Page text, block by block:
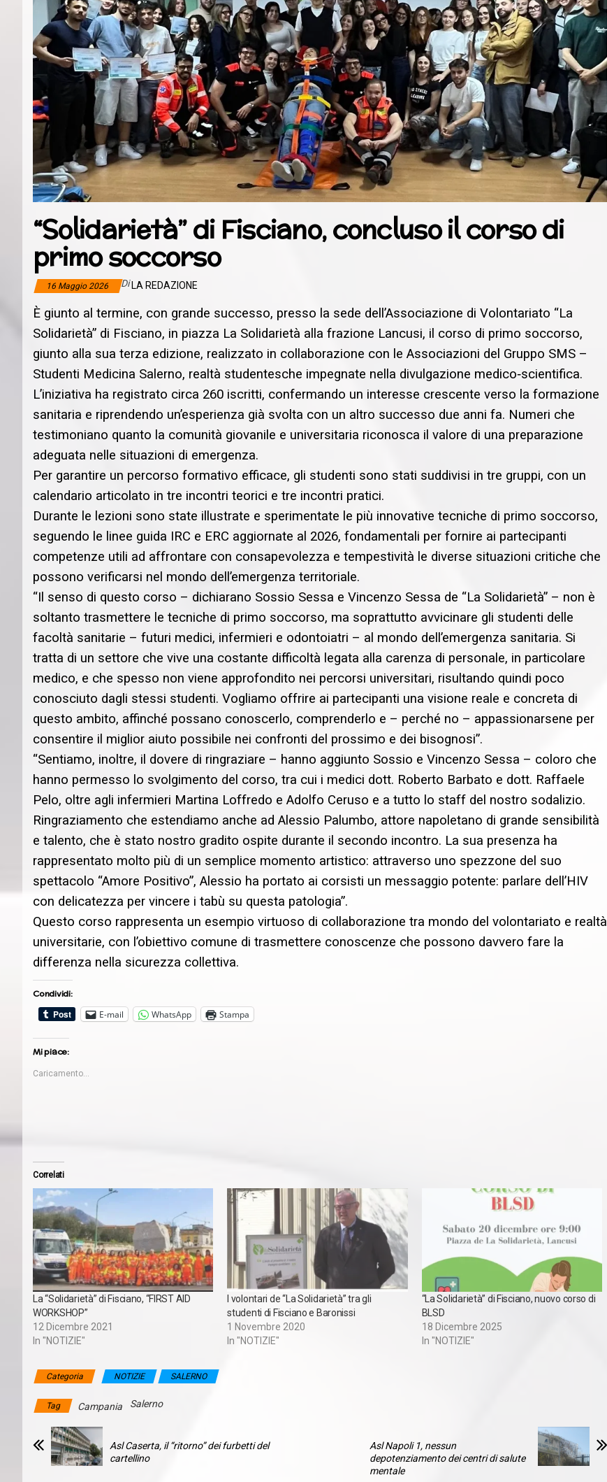
“Solidarietà” di Fisciano, concluso il corso di
primo soccorso
16 Maggio 2026 Di LA REDAZIONE
È giunto al termine, con grande successo, presso la sede dell’Associazione di Volontariato “La
Solidarietà” di Fisciano, in piazza La Solidarietà alla frazione Lancusi, il corso di primo soccorso,
giunto alla sua terza edizione, realizzato in collaborazione con le Associazioni del Gruppo SMS –
Studenti Medicina Salerno, realtà studentesche impegnate nella divulgazione medico‑scientifica.
L’iniziativa ha registrato circa 260 iscritti, confermando un interesse crescente verso la formazione
sanitaria e riprendendo un’esperienza già svolta con un altro successo due anni fa. Numeri che
testimoniano quanto la comunità giovanile e universitaria riconosca il valore di una preparazione
adeguata nelle situazioni di emergenza.
Per garantire un percorso formativo efficace, gli studenti sono stati suddivisi in tre gruppi, con un
calendario articolato in tre incontri teorici e tre incontri pratici.
Durante le lezioni sono state illustrate e sperimentate le più innovative tecniche di primo soccorso,
seguendo le linee guida IRC e ERC aggiornate al 2026, fondamentali per fornire ai partecipanti
competenze utili ad affrontare con consapevolezza e tempestività le diverse situazioni critiche che
possono verificarsi nel mondo dell’emergenza territoriale.
“Il senso di questo corso – dichiarano Sossio Sessa e Vincenzo Sessa de “La Solidarietà” – non è
soltanto trasmettere le tecniche di primo soccorso, ma soprattutto avvicinare gli studenti delle
facoltà sanitarie – futuri medici, infermieri e odontoiatri – al mondo dell’emergenza sanitaria. Si
tratta di un settore che vive una costante difficoltà legata alla carenza di personale, in particolare
medico, e che spesso non viene approfondito nei percorsi universitari, risultando quindi poco
conosciuto dagli stessi studenti. Vogliamo offrire ai partecipanti una visione reale e concreta di
questo ambito, affinché possano conoscerlo, comprenderlo e – perché no – appassionarsene per
consentire il miglior aiuto possibile nei confronti del prossimo e dei bisognosi”.
“Sentiamo, inoltre, il dovere di ringraziare – hanno aggiunto Sossio e Vincenzo Sessa – coloro che
hanno permesso lo svolgimento del corso, tra cui i medici dott. Roberto Barbato e dott. Raffaele
Pelo, oltre agli infermieri Martina Loffredo e Adolfo Ceruso e a tutto lo staff del nostro sodalizio.
Ringraziamento che estendiamo anche ad Alessio Palumbo, attore napoletano di grande sensibilità
e talento, che è stato nostro gradito ospite durante il secondo incontro. La sua presenza ha
rappresentato molto più di un semplice momento artistico: attraverso uno spezzone del suo
spettacolo “Amore Positivo”, Alessio ha portato ai corsisti un messaggio potente: parlare dell’HIV
con delicatezza per vincere i tabù su questa patologia”.
Questo corso rappresenta un esempio virtuoso di collaborazione tra mondo del volontariato e realtà
universitarie, con l’obiettivo comune di trasmettere conoscenze che possono davvero fare la
differenza nella sicurezza collettiva.
Condividi:
E-mail
WhatsApp Stampa
Mi piace:
Caricamento...
Correlati
La “Solidarietà” di Fisciano, “FIRST AID
WORKSHOP”
12 Dicembre 2021
In "NOTIZIE"
I volontari de “La Solidarietà” tra gli
studenti di Fisciano e Baronissi
1 Novembre 2020
In "NOTIZIE"
“La Solidarietà” di Fisciano, nuovo corso di
BLSD
18 Dicembre 2025
In "NOTIZIE"
Categoria NOTIZIE SALERNO
Tag Campania Salerno
Asl Caserta, il “ritorno” dei furbetti del
cartellino
Asl Napoli 1, nessun
depotenziamento dei centri di salute
mentale